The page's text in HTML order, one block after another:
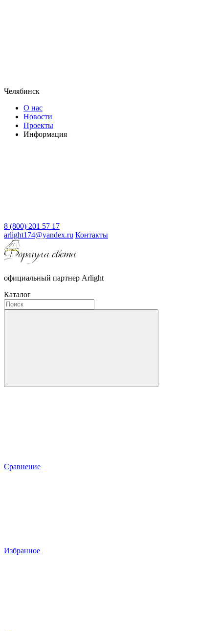
Челябинск
О нас
Новости
Проекты
Информация
8 (800) 201 57 17
arlight174@yandex.ru Контакты
официальный партнер Arlight
Каталог
Сравнение
Избранное